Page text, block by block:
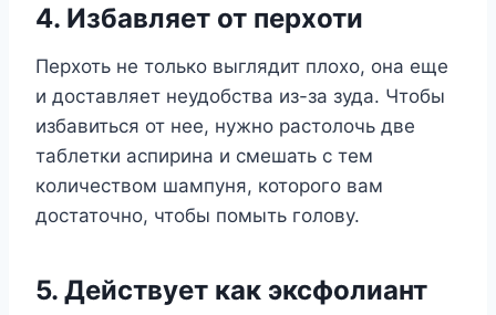
4. Избавляет от перхоти
Перхоть не только выглядит плохо, она еще
и доставляет неудобства из-за зуда. Чтобы
избавиться от нее, нужно растолочь две
таблетки аспирина и смешать с тем
количеством шампуня, которого вам
достаточно, чтобы помыть голову.
5. Действует как эксфолиант